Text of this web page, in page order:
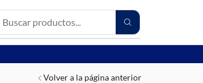
Volver a la página anterior